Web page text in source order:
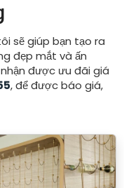
sẽ giúp bạn tạo ra
đẹp mắt và ấn
được ưu đãi giá
, để được báo giá,